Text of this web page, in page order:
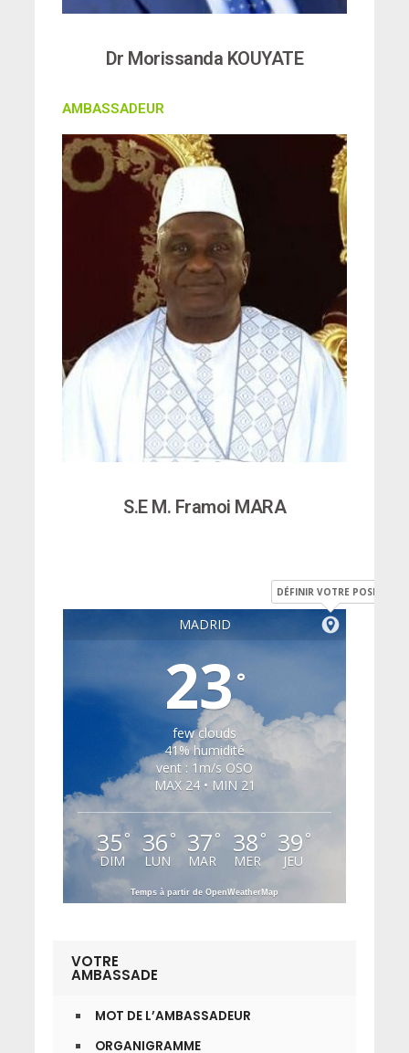
Dr Morissanda KOUYATE
AMBASSADEUR
S.E M. Framoi MARA
MADRID
DÉFINIR VOTRE POSITION
23°
few clouds
41% humidité
vent : 1m/s OSO
MAX 24 • MIN 21
35°
DIM
36°
LUN
37 °
MAR
38 °
MER
39 °
JEU
Temps à partir de OpenWeatherMap
VOTRE
AMBASSADE
MOT DE L’AMBASSADEUR
ORGANIGRAMME